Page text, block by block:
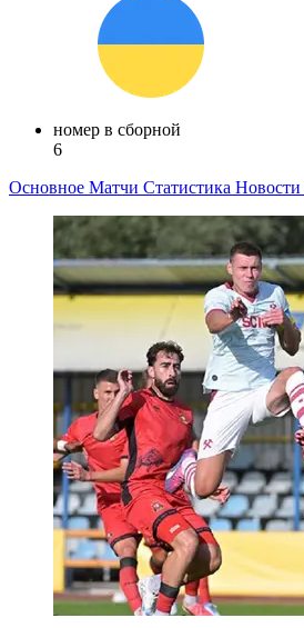
номер в сборной
6
Основное Матчи Статистика Новости